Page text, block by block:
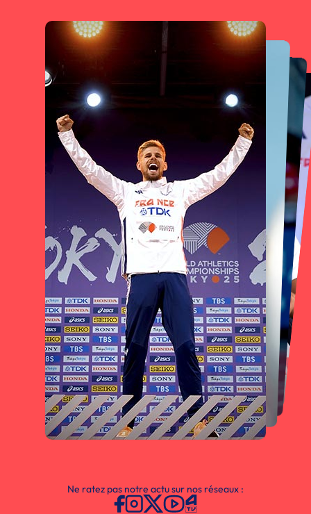
Ne ratez pas notre actu sur nos réseaux :